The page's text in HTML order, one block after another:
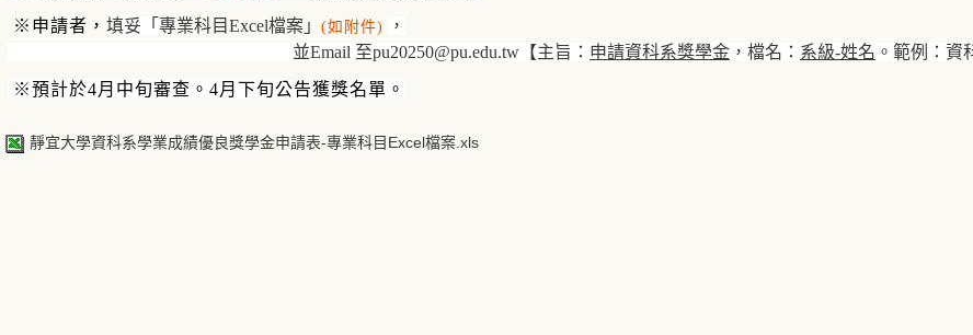
※ 申請者， 填妥「 專業科目Excel檔案」 (如附件)
，
並Email 至pu20250@pu.edu.tw 【主旨： 申請資科系獎學金 ，檔名： 系級-姓名 。範例：資
※預計於4月中旬審查。 4月下旬公告獲獎名單。
靜宜大學資科系學業成績優良獎學金申請表-專業科目Excel檔案.xls